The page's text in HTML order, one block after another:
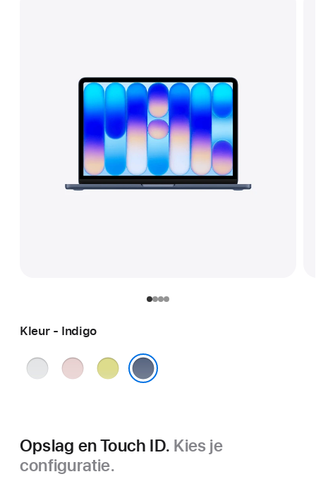
Kleur - Indigo
Zilver Blos Citrus
Opslag en Touch ID. Kies je
configuratie.